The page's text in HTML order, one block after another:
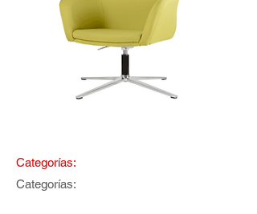
Categorías:
Categorías: